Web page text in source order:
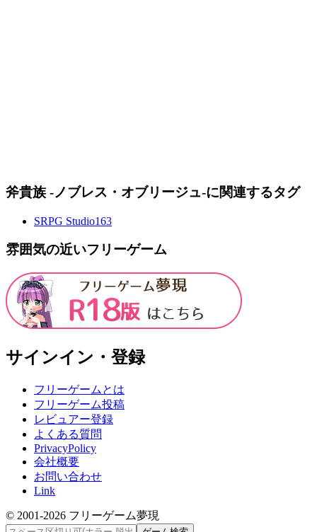
斧貴族 -ノブレス・オブリージュ-に関連するタグ
SRPG Studio163
雰囲気の近いフリーゲーム
サインイン・登録
フリーゲームとは
フリーゲーム投稿
レビュアー登録
よくある質問
PrivacyPolicy
会社概要
お問い合わせ
Link
© 2001-2026 フリーゲーム夢現